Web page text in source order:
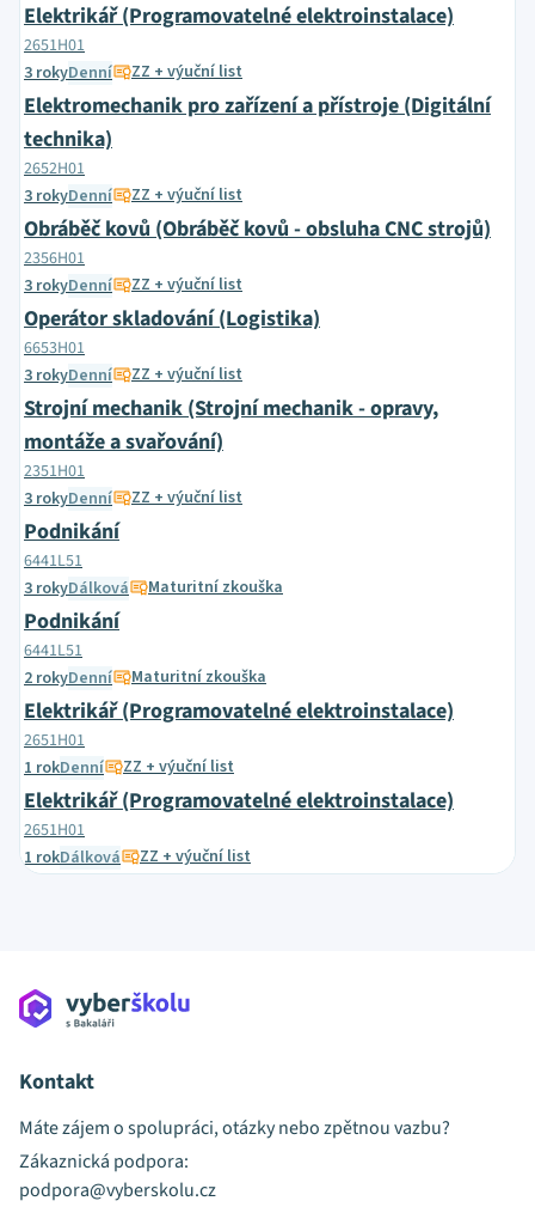
Elektrikář (Programovatelné elektroinstalace)
2651H01
3 rokyDenní ZZ + výuční list
Elektromechanik pro zařízení a přístroje (Digitální
technika)
2652H01
3 rokyDenní ZZ + výuční list
Obráběč kovů (Obráběč kovů - obsluha CNC strojů)
2356H01
3 rokyDenní ZZ + výuční list
Operátor skladování (Logistika)
6653H01
3 rokyDenní ZZ + výuční list
Strojní mechanik (Strojní mechanik - opravy,
montáže a svařování)
2351H01
3 rokyDenní ZZ + výuční list
Podnikání
6441L51
3 rokyDálková Maturitní zkouška
Podnikání
6441L51
2 rokyDenní Maturitní zkouška
Elektrikář (Programovatelné elektroinstalace)
2651H01
1 rokDenní ZZ + výuční list
Elektrikář (Programovatelné elektroinstalace)
2651H01
1 rokDálková ZZ + výuční list
Kontakt
Máte zájem o spolupráci, otázky nebo zpětnou vazbu?
Zákaznická podpora:
podpora@vyberskolu.cz